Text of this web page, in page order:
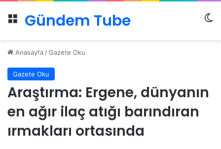
MenüGündem Tube
Anasayfa /Gazete Oku
Gazete Oku
Araştırma: Ergene, dünyanın
en ağır ilaç atığı barındıran
ırmakları ortasında